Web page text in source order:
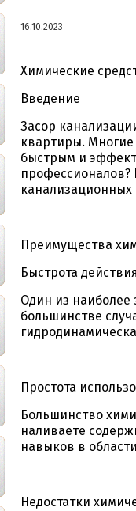
16.10.2023
Химические
Введение
Засор
квартиры. Многие
быстрым и
канализационных
Преимущества
Быстрота действия
Один из наиболее
большинстве
Простота
Большинство
наливаете
навыков в
Недостатки